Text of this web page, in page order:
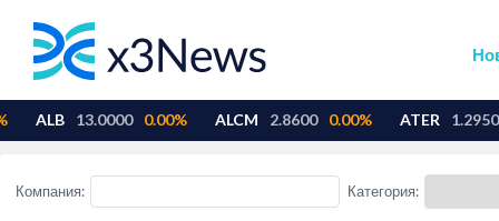
Компания: Категория: